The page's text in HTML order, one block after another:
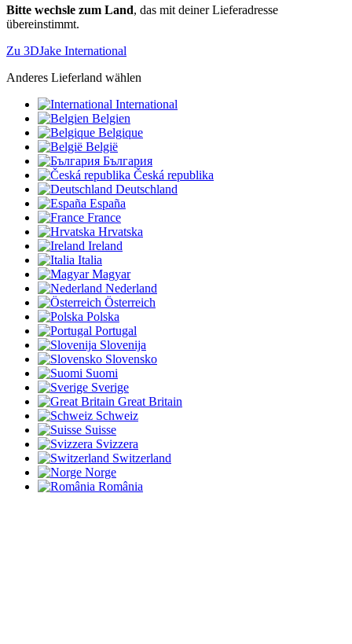
Bitte wechsle zum Land, das mit deiner Lieferadresse
übereinstimmt.
Zu 3DJake International
Anderes Lieferland wählen
International
Belgien
Belgique
België
България
Česká republika
Deutschland
España
France
Hrvatska
Ireland
Italia
Magyar
Nederland
Österreich
Polska
Portugal
Slovenija
Slovensko
Suomi
Sverige
Great Britain
Schweiz
Suisse
Svizzera
Switzerland
Norge
România